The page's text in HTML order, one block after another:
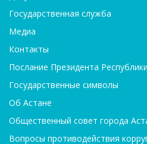
Государственная служба
Медиа
Контакты
Послание Президента
Государственные символы
Об Астане
Общественный совет города
Вопросы противодействия